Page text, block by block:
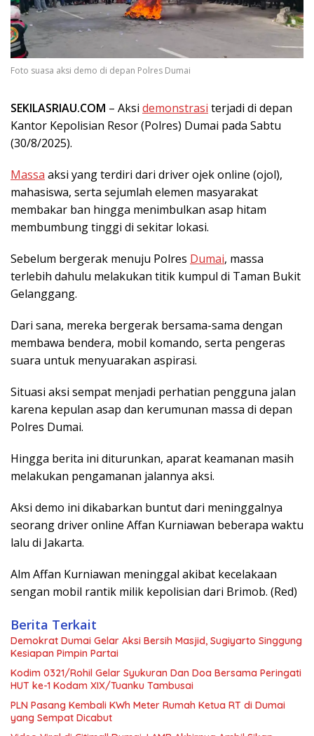
Foto suasa aksi demo di depan Polres Dumai
SEKILASRIAU.COM – Aksi demonstrasi terjadi di depan
Kantor Kepolisian Resor (Polres) Dumai pada Sabtu
(30/8/2025).
Massa aksi yang terdiri dari driver ojek online (ojol),
mahasiswa, serta sejumlah elemen masyarakat
membakar ban hingga menimbulkan asap hitam
membumbung tinggi di sekitar lokasi.
Sebelum bergerak menuju Polres Dumai, massa
terlebih dahulu melakukan titik kumpul di Taman Bukit
Gelanggang.
Dari sana, mereka bergerak bersama-sama dengan
membawa bendera, mobil komando, serta pengeras
suara untuk menyuarakan aspirasi.
Situasi aksi sempat menjadi perhatian pengguna jalan
karena kepulan asap dan kerumunan massa di depan
Polres Dumai.
Hingga berita ini diturunkan, aparat keamanan masih
melakukan pengamanan jalannya aksi.
Aksi demo ini dikabarkan buntut dari meninggalnya
seorang driver online Affan Kurniawan beberapa waktu
lalu di Jakarta.
Alm Affan Kurniawan meninggal akibat kecelakaan
sengan mobil rantik milik kepolisian dari Brimob. (Red)
Berita Terkait
Demokrat Dumai Gelar Aksi Bersih Masjid, Sugiyarto Singgung
Kesiapan Pimpin Partai
Kodim 0321/Rohil Gelar Syukuran Dan Doa Bersama Peringati
HUT ke-1 Kodam XIX/Tuanku Tambusai
PLN Pasang Kembali KWh Meter Rumah Ketua RT di Dumai
yang Sempat Dicabut